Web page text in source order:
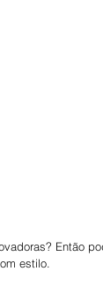
Então
estilo.